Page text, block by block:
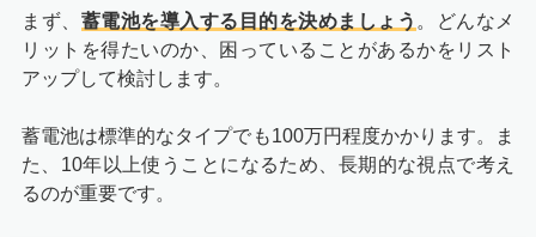
まず、 蓄電池を導入する目的を決めましょう 。どんなメ
リットを得たいのか、困っていることがあるかをリスト
アップして検討します。
蓄電池は標準的なタイプでも100万円程度かかります。ま
た、10年以上使うことになるため、長期的な視点で考え
るのが重要です。